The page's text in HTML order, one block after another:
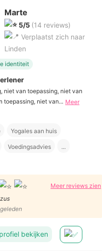
Marte
5/5 (14 reviews)
Verplaatst zich naar
Linden
identiteit
niet van toepassing, niet van
toepassing, niet van... Meer
Yogales aan huis
Voedingsadvies ...
Meer reviews zien
bekijken